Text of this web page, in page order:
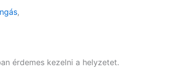
,
érdemes kezelni a helyzetet.